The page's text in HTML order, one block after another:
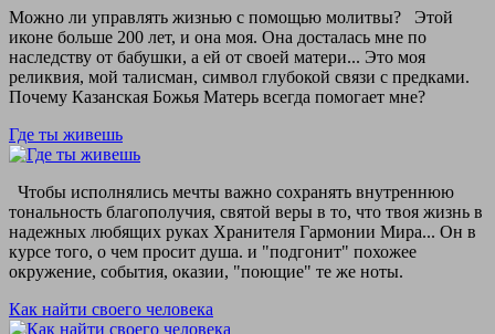
Можно ли управлять жизнью с помощью молитвы? Этой
иконе больше 200 лет, и она моя. Она досталась мне по
наследству от бабушки, а ей от своей матери... Это моя
реликвия, мой талисман, символ глубокой связи с предками.
Почему Казанская Божья Матерь всегда помогает мне?
Где ты живешь
Чтобы исполнялись мечты важно сохранять внутреннюю
тональность благополучия, святой веры в то, что твоя жизнь в
надежных любящих руках Хранителя Гармонии Мира... Он в
курсе того, о чем просит душа. и "подгонит" похожее
окружение, события, оказии, "поющие" те же ноты.
Как найти своего человека